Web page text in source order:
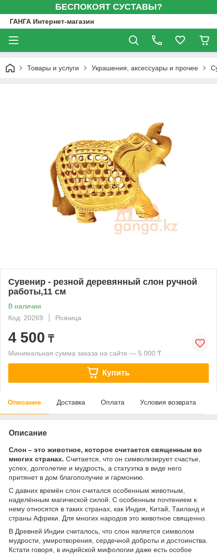
БЕСПОКОЯТ СУСТАВЫ?
ГАНГА Интернет-магазин
Товары и услуги Украшения, аксессуары и прочее
Сувенир - резной деревянный слон ручной
работы,11 см
В наличии
Код: 20269
Розница
4 500 ₸
Минимальная сумма заказа на сайте — 5 000 ₸
Купить
Описание Доставка Оплата Условия возврата
Описание
Слон – это животное, которое считается священным во
многих странах. Считается, что он символизирует счастье,
успех, долголетие и мудрость, а статуэтка в виде него
притянет в дом благополучие и гармонию.
С давних времён слон считался особенным животным,
наделённым магической силой. С особенным почтением к
нему относятся в таких странах, как Индия, Китай, Таиланд и
страны Африки. Для многих народов это животное священно.
В Древней Индии считалось, что слон является символом
мудрости, умиротворения, сердечной доброты и достоинства.
Кстати говоря, в индийской мифологии даже есть особое